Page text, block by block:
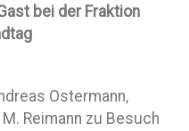
bei der Fraktion
Ostermann,
Reimann zu Besuch